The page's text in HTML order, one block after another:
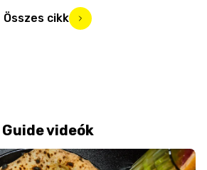
Összes cikk
Guide videók